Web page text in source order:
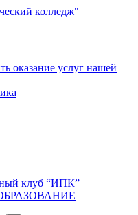
оказание услуг нашей
клуб “ИПК”